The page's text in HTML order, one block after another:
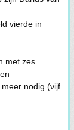
vierde in
met zes
nodig (vijf